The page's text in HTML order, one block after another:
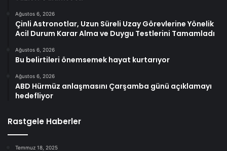
Ağustos 6, 2026
Çinli Astronotlar, Uzun Süreli Uzay Görevlerine Yönelik
Acil Durum Karar Alma ve Duygu Testlerini Tamamladı
Ağustos 6, 2026
Bu belirtileri önemsemek hayat kurtarıyor
Ağustos 6, 2026
ABD Hürmüz anlaşmasını Çarşamba günü açıklamayı
hedefliyor
Rastgele Haberler
Temmuz 18, 2025